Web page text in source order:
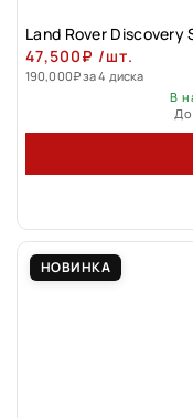
Land Rover Discovery
47,500₽ /шт.
190,000₽за 4 диска
В
НОВИНКА